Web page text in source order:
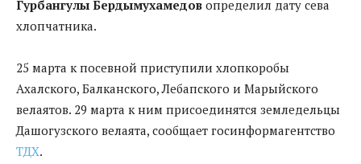
Гурбангулы Бердымухамедов определил дату сева
хлопчатника.
25 марта к посевной приступили хлопкоробы
Ахалского, Балканского, Лебапского и Марыйского
велаятов. 29 марта к ним присоединятся земледельцы
Дашогузского велаята, сообщает госинформагентство
ТДХ.